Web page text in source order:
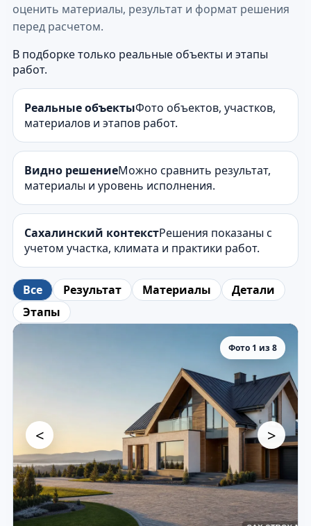
оценить материалы, результат и формат решения
перед расчетом.
В подборке только реальные объекты и этапы
работ.
Реальные объектыФото объектов, участков,
материалов и этапов работ.
Видно решениеМожно сравнить результат,
материалы и уровень исполнения.
Сахалинский контекстРешения показаны с
учетом участка, климата и практики работ.
Все Результат Материалы
Детали
Этапы
Фото 1 из 8
< >